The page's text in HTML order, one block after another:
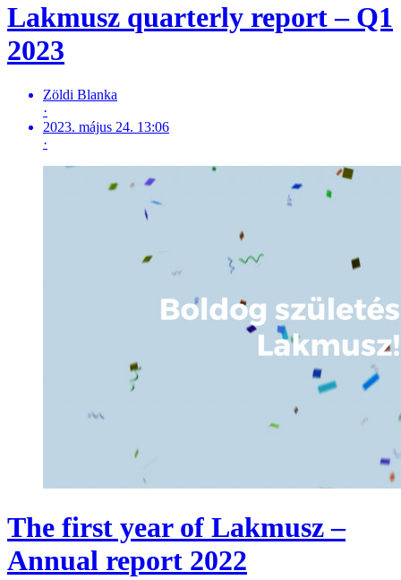
Lakmusz quarterly report – Q1
2023
Zöldi Blanka
·
2023. május 24. 13:06
·
The first year of Lakmusz –
Annual report 2022